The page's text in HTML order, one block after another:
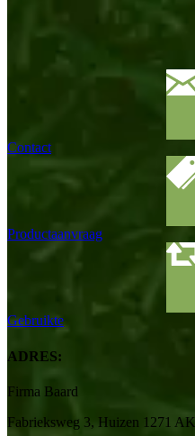
Contact
Productaanvraag
Gebruikte
ADRES:
Firma Baard
Fabrieksweg 3, Huizen 1271 AK